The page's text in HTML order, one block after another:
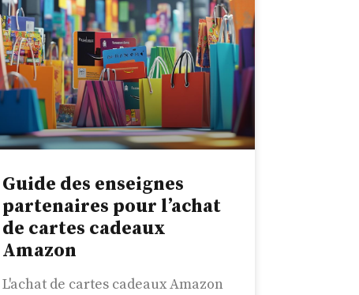
Guide des enseignes
partenaires pour l’achat
de cartes cadeaux
Amazon
L'achat de cartes cadeaux Amazon